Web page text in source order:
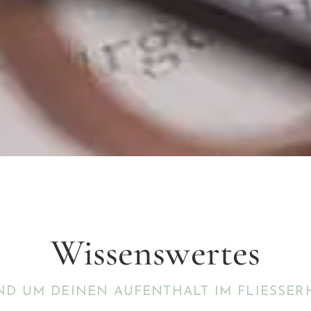
Wissenswertes
UM DEINEN AUFENTHALT IM